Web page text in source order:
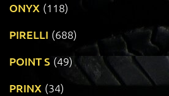
ONYX (118)
PIRELLI (688)
POINT S (49)
PRINX (34)